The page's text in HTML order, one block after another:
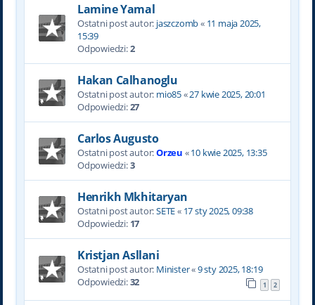
Lamine Yamal
Ostatni post autor: jaszczomb« 11 maja 2025,
15:39
Odpowiedzi:2
Hakan Calhanoglu
Ostatni post autor: mio85«27 kwie 2025, 20:01
Odpowiedzi:27
Carlos Augusto
Ostatni post autor:Orzeu «10 kwie 2025, 13:35
Odpowiedzi:3
Henrikh Mkhitaryan
Ostatni post autor:SETE« 17 sty 2025, 09:38
Odpowiedzi: 17
Kristjan Asllani
Ostatni post autor: Minister«9 sty 2025, 18:19
Odpowiedzi:32 1 2